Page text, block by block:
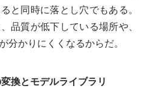
と同時に落とし穴でもある。
品質が低下している場所や、
分かりにくくなるからだ。
換とモデルライブラリ